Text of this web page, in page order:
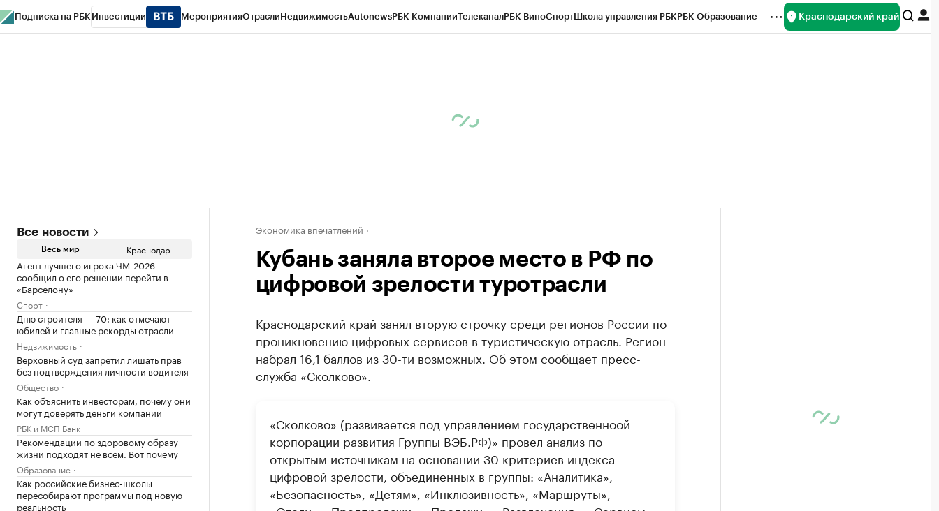
Подписка на РБК Инвестиции МероприятияОтраслиНедвижимостьAutonewsРБК КомпанииТелеканалРБК ВиноСпортШкола управления РБКРБК Образование Краснодарский край
Все новости
Весь мир Краснодар
Агент лучшего игрока ЧМ-2026
сообщил о его решении перейти в
«Барселону»
Спорт
Дню строителя — 70: как отмечают
юбилей и главные рекорды отрасли
Недвижимость
Верховный суд запретил лишать прав
без подтверждения личности водителя
Общество
Как объяснить инвесторам, почему они
могут доверять деньги компании
РБК и МСП Банк
Рекомендации по здоровому образу
жизни подходят не всем. Вот почему
Образование
Как российские бизнес-школы
пересобирают программы под новую
реальность
Экономика впечатлений
Кубань заняла второе место в РФ по
цифровой зрелости туротрасли
Краснодарский край занял вторую строчку среди регионов России по
проникновению цифровых сервисов в туристическую отрасль. Регион
набрал 16,1 баллов из 30-ти возможных. Об этом сообщает пресс-
служба «Сколково».
«Сколково» (развивается под управлением государственноой
корпорации развития Группы ВЭБ.РФ)» провел анализ по
открытым источникам на основании 30 критериев индекса
цифровой зрелости, объединенных в группы: «Аналитика»,
«Безопасность», «Детям», «Инклюзивность», «Маршруты»,